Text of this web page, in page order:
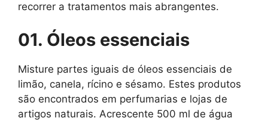
recorrer a tratamentos mais abrangentes.
01. Óleos essenciais
Misture partes iguais de óleos essenciais de
limão, canela, rícino e sésamo. Estes produtos
são encontrados em perfumarias e lojas de
artigos naturais. Acrescente 500 ml de água